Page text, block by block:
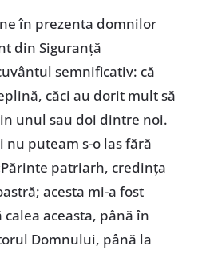
în prezenta domnilor
din Siguranță
semnificativ: că
căci au dorit mult să
unul sau doi dintre noi.
nu puteam s-o las fără
patriarh, credința
acesta mi-a fost
aceasta, până în
Domnului, până la